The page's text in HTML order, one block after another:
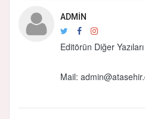
ADMIN
Editörün Diğer Yazıları
Mail: